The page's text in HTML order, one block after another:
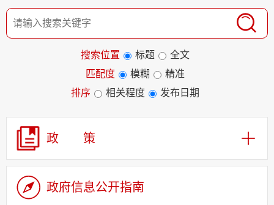
搜索位置 标题
全文
匹配度
模糊
精准
排序
相关程度 发布日期
政 策
政府信息公开指南